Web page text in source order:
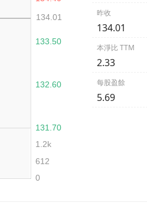
昨收
134.01
本淨比 TTM
2.33
每股盈餘
5.69